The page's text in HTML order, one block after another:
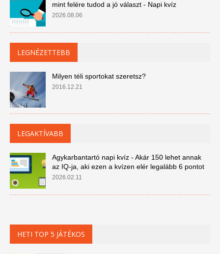
mint felére tudod a jó választ - Napi kvíz
2026.08.06
LEGNÉZETTEBB
Milyen téli sportokat szeretsz?
2016.12.21
LEGAKTÍVABB
Agykarbantartó napi kvíz - Akár 150 lehet annak
az IQ-ja, aki ezen a kvízen elér legalább 6 pontot
2026.02.11
HETI TOP 5 JÁTÉKOS